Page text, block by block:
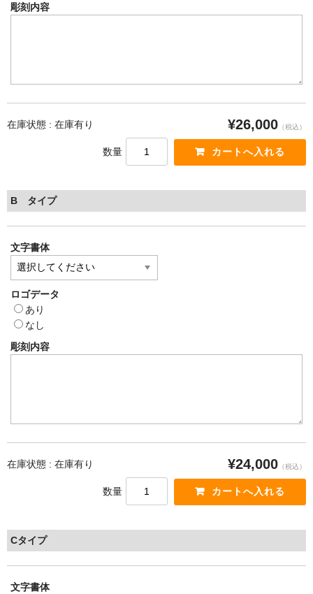
彫刻内容
在庫状態 : 在庫有り ¥26,000 （税込）
数量
B タイプ
文字書体
ロゴデータ
あり
なし
彫刻内容
在庫状態 : 在庫有り ¥24,000 （税込）
数量
Cタイプ
文字書体